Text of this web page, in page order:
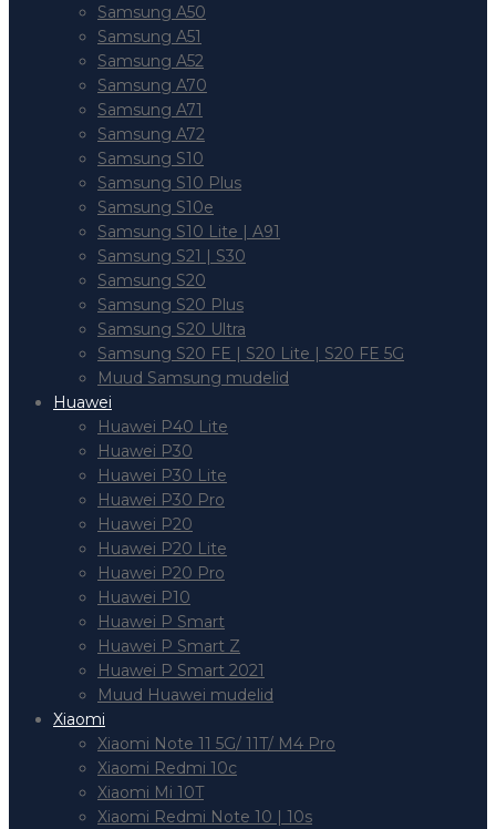
Samsung A50
Samsung A51
Samsung A52
Samsung A70
Samsung A71
Samsung A72
Samsung S10
Samsung S10 Plus
Samsung S10e
Samsung S10 Lite | A91
Samsung S21 | S30
Samsung S20
Samsung S20 Plus
Samsung S20 Ultra
Samsung S20 FE | S20 Lite | S20 FE 5G
Muud Samsung mudelid
Huawei
Huawei P40 Lite
Huawei P30
Huawei P30 Lite
Huawei P30 Pro
Huawei P20
Huawei P20 Lite
Huawei P20 Pro
Huawei P10
Huawei P Smart
Huawei P Smart Z
Huawei P Smart 2021
Muud Huawei mudelid
Xiaomi
Xiaomi Note 11 5G/ 11T/ M4 Pro
Xiaomi Redmi 10c
Xiaomi Mi 10T
Xiaomi Redmi Note 10 | 10s